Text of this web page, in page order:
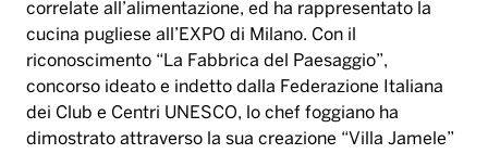
correlate all’alimentazione, ed ha rappresentato la
cucina pugliese all’EXPO di Milano. Con il
riconoscimento “La Fabbrica del Paesaggio”,
concorso ideato e indetto dalla Federazione Italiana
dei Club e Centri UNESCO, lo chef foggiano ha
dimostrato attraverso la sua creazione “Villa Jamele”